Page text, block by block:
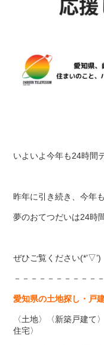
いよいよ今年も24時間
昨年に引き続き、今年も
夢のおてつだいは24時
ぜひご覧ください(*’▽’)
－－－－－－－－－－
愛知県の土地探し・戸
〈土地〉〈新築戸建て
住宅〉